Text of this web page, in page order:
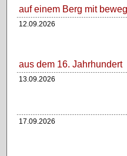
auf einem Berg mit
12.09.2026
aus dem 16. Jahrhundert
13.09.2026
17.09.2026